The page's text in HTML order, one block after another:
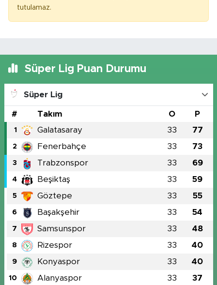
tutulamaz.
Süper Lig Puan Durumu
Süper Lig
# Takım O P
1 Galatasaray 33 77
2 Fenerbahçe 33 73
3 Trabzonspor 33 69
4 Beşiktaş 33 59
5 Göztepe 33 55
6 Başakşehir 33 54
7 Samsunspor 33 48
8 Rizespor 33 40
9 Konyaspor 33 40
10 Alanyaspor 33 37